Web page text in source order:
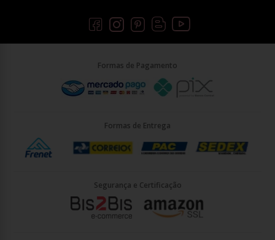
Formas de Pagamento
Formas de Entrega
Segurança e Certificação